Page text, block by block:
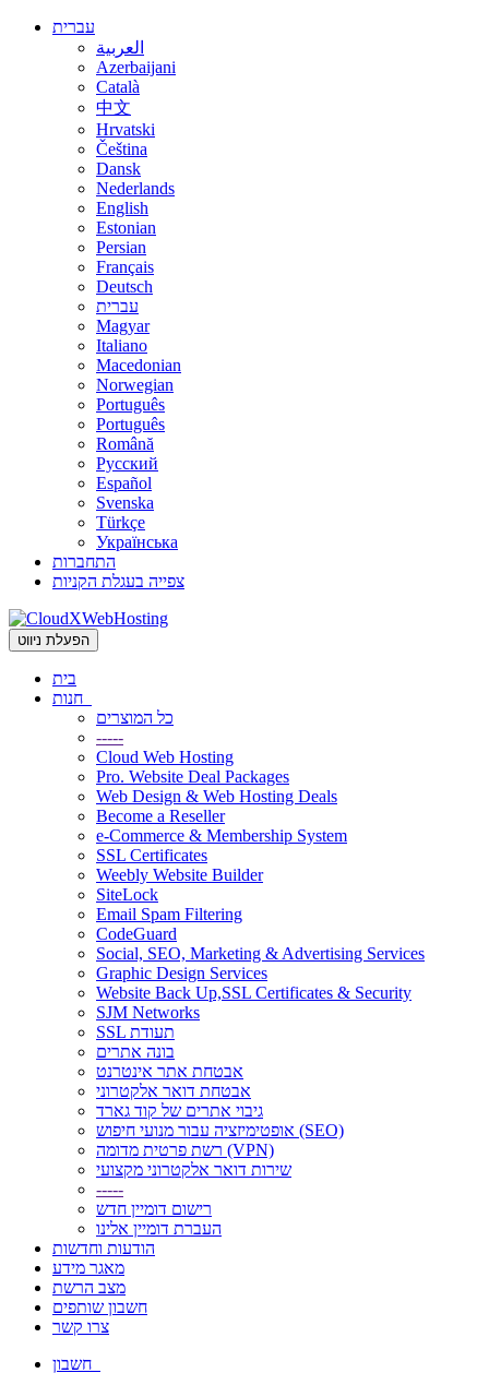
עברית
العربية
Azerbaijani
Català
中文
Hrvatski
Čeština
Dansk
Nederlands
English
Estonian
Persian
Français
Deutsch
עברית
Magyar
Italiano
Macedonian
Norwegian
Português
Português
Română
Русский
Español
Svenska
Türkçe
Українська
התחברות
צפייה בעגלת הקניות
הפעלת ניווט
בית
כל המוצרים
-----
Cloud Web Hosting
Pro. Website Deal Packages
Web Design & Web Hosting Deals
Become a Reseller
e-Commerce & Membership System
SSL Certificates
Weebly Website Builder
SiteLock
Email Spam Filtering
CodeGuard
Social, SEO, Marketing & Advertising Services
Graphic Design Services
Website Back Up,SSL Certificates & Security
SJM Networks
SSL תעודת
בונה אתרים
אבטחת אתר אינטרנט
אבטחת דואר אלקטרוני
גיבוי אתרים של קוד גארד
אופטימיזציה עבור מנועי חיפוש (SEO)
רשת פרטית מדומה (VPN)
שירות דואר אלקטרוני מקצועי
-----
רישום דומיין חדש
העברת דומיין אלינו
הודעות וחדשות
מאגר מידע
מצב הרשת
חשבון שותפים
צרו קשר